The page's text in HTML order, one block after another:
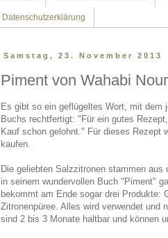
Datenschutzerklärung
Samstag, 23. November 2013
Piment von Wahabi
Es gibt so ein geflügeltes Wort, mit dem
Buchs rechtfertigt: "Für ein gutes
Kauf schon gelohnt." Für dieses Rezept
kaufen.
Die geliebten Salzzitronen stammen
in seinem wundervollen Buch "Piment"
bekommt am Ende sogar drei Produkte:
Zitronenpüree. Alles wird verwendet und
sind 2 bis 3 Monate haltbar und können